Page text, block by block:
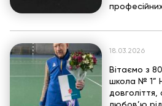
18.03.2026
Вітаємо з
школа № 1”
довголіття,
любов’ю